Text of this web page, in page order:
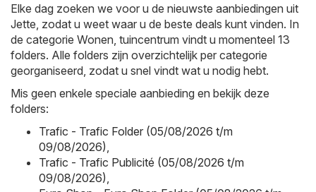
Elke dag zoeken we voor u de nieuwste aanbiedingen uit
Jette, zodat u weet waar u de beste deals kunt vinden. In
de categorie Wonen, tuincentrum vindt u momenteel 13
folders. Alle folders zijn overzichtelijk per categorie
georganiseerd, zodat u snel vindt wat u nodig hebt.
Mis geen enkele speciale aanbieding en bekijk deze
folders:
Trafic - Trafic Folder (05/08/2026 t/m
09/08/2026)
Trafic - Trafic Publicité (05/08/2026 t/m
09/08/2026)